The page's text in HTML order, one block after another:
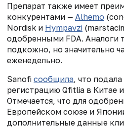
Препарат также имеет
конкурентами — Alhemo
Nordisk и Hympavzi
одобренными FDA. Аналоги
подкожно, но значительно
еженедельно.
Sanofi сообщила, что
регистрацию Qfitlia в Китае
Отмечается, что для
Европейском союзе и
дополнительные данные